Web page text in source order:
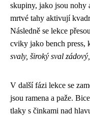
skupiny, jako jsou nohy
mrtvé tahy aktivují
Následně se lekce
cviky jako bench
svaly, široký sval
V další fázi lekce se
jsou ramena a paže.
tlaky s činkami nad